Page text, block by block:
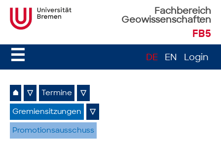
Fachbereich
Geowissenschaften
FB5
☰ DE EN Login
⌂ ▽ Termine ▽
Gremiensitzungen ▽
Promotionsausschuss